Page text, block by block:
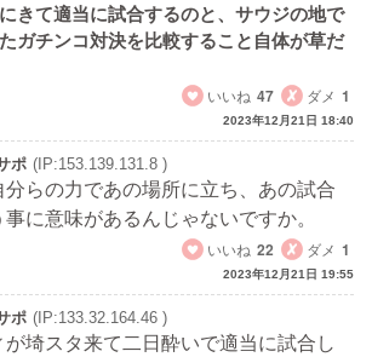
きて適当に試合するのと、サウジの地で
ガチンコ対決を比較すること自体が草だ
いいね 47 ダメ 1
2023年12月21日 18:40
ポ (IP:153.139.131.8 )
らの力であの場所に立ち、あの試合
に意味があるんじゃないですか。
いいね 22 ダメ 1
2023年12月21日 19:55
ポ (IP:133.32.164.46 )
が埼スタ来て二日酔いで適当に試合し